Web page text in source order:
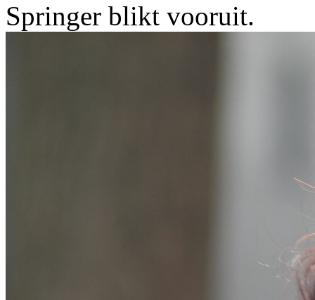
Springer blikt vooruit.